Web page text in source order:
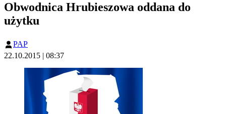
Obwodnica Hrubieszowa oddana do
użytku
PAP
22.10.2015 | 08:37